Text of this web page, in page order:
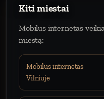
Kiti miestai
Mobilus internetas
miestą:
Mobilus internetas
Vilniuje